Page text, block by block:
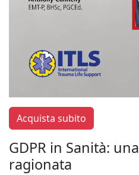
Acquista subito
GDPR in Sanità:
ragionata